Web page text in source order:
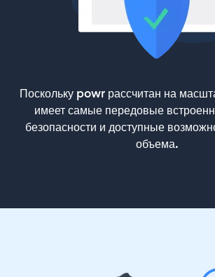
Поскольку powr рассчитан на
имеет самые передовые
безопасности и доступные
объема.